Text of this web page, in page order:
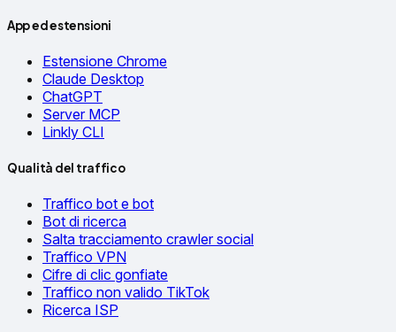
App ed estensioni
Estensione Chrome
Claude Desktop
ChatGPT
Server MCP
Linkly CLI
Qualità del traffico
Traffico bot e bot
Bot di ricerca
Salta tracciamento crawler social
Traffico VPN
Cifre di clic gonfiate
Traffico non valido TikTok
Ricerca ISP